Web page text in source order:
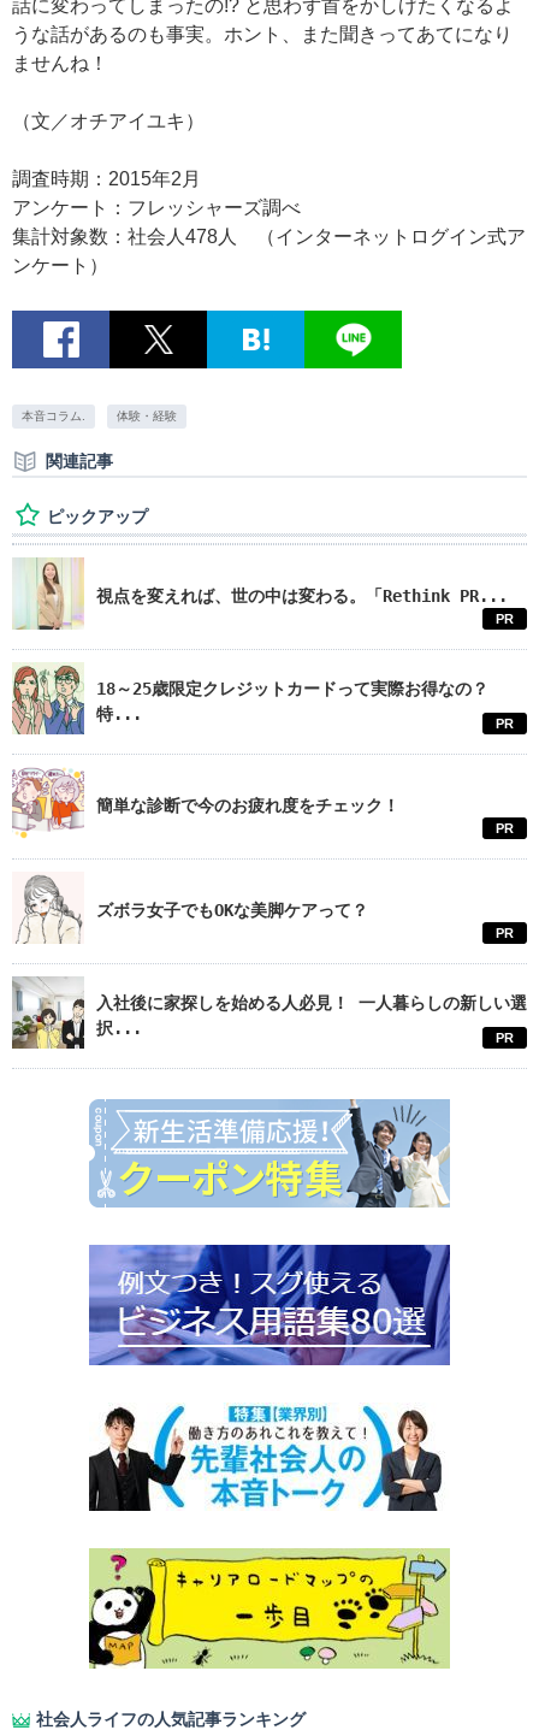
話に変わってしまったの!? と思わず首をかしげたくなるよ
うな話があるのも事実。ホント、また聞きってあてになり
ませんね！
（文／オチアイユキ）
調査時期：2015年2月
アンケート：フレッシャーズ調べ
集計対象数：社会人478人 （インターネットログイン式ア
ンケート）
本音コラム. 体験・経験
関連記事
ピックアップ
視点を変えれば、世の中は変わる。「Rethink PR...
PR
18～25歳限定クレジットカードって実際お得なの？
特...
PR
簡単な診断で今のお疲れ度をチェック！
PR
ズボラ女子でもOKな美脚ケアって？
PR
入社後に家探しを始める人必見！ 一人暮らしの新しい選
択...
PR
社会人ライフの人気記事ランキング